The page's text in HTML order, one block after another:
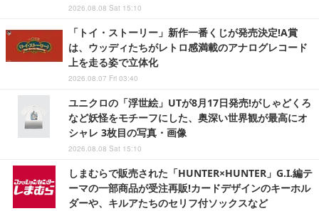
2026.08.08 Sat 15:10
「トイ・ストーリー」新作一番くじが発売決定!A賞
は、ウッディたちがレトロ感満載のアナログレコード
上を走る姿で立体化
2026.08.07 Fri 03:40
ユニクロの「浮世絵」UTが8月17日発売!がしゃどくろ
など妖怪をモチーフにした、奥深い世界観が最高にオ
シャレ 3枚目の写真・画像
2026.08.08 Sat 15:10
しまむらで販売された「HUNTER×HUNTER」G.I.編テ
ーマの一部商品が受注再販!カードデザインのキーホル
ダーや、キルアたちのセリフ付ソックスなど